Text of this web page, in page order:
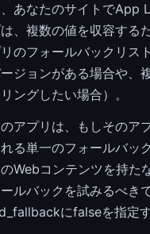
あなたのサイトでApp
、複数の値を収容する
のフォールバックリス
ジョンがある場合や、
ングしたい場合）。
アプリは、もしそのア
る単一のフォールバッ
Webコンテンツを持た
ルバックを試みるべき
にfalseを指定す